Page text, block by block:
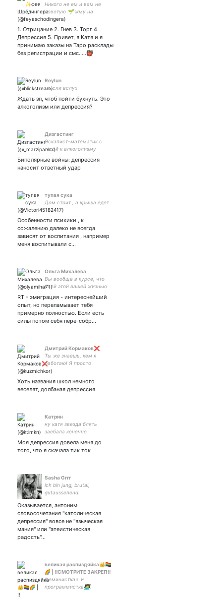
Никого не ем и вам не
советую 🌱 жму на
кнопочку (F), пилю
шедевры.
1. Отрицание 2. Гнев 3. Торг 4.
Депрессия 5. Привет, я Катя и я
принимаю заказы на Таро расклады
без регистрации и смс.....👹
Reylun
мысли вслух
Ждать зп, чтоб пойти бухнуть. Это
алкоголизм или депрессия?
Дизгастинг
Эскапист-математик с
тягой к алкоголизму
Биполярные войны: депрессия
наносит ответный удар
тупая сука
Дом стоит , а крыша едет
Особенности психики , к
сожалению далеко не всегда
зависят от воспитания , например
меня воспитывали с…
Ольга Михалева
Вы вообще в курсе, что
всей этой вашей жизнью
государство?! ©
RT - эмиграция - интереснейший
опыт, но переламывает тебя
примерно полностью. Если есть
силы потом себя пере-собр…
Дмитрий Кормаков❌
Ты же знаешь, кем я
работаю! Я просто
поднимаю то, что падает с
Хоть названия школ немного
веселят, долбаная депрессия
Катрин
ну катя звезда блять
заебала конечно
Моя депрессия довела меня до
того, что я скачала тик ток
Sasha Grrr
ich bin jung, brutal,
gutaussehend.
Оказывается, антоним
словосочетания "католическая
депрессия" вовсе не "языческая
мания" или "атеистическая
радость"…
великая распиздяйка👑🏳️‍🌈
🌈 | ‼СМОТРИТЕ ЗАКРЕП‼
Феминистка♀️ и
программистка👩‍💻.